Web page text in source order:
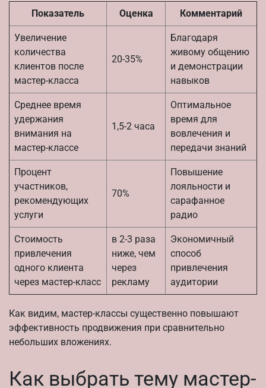
Показатель Оценка Комментарий
Увеличение
количества
клиентов после
мастер-класса
20-35%
Благодаря
живому общению
и демонстрации
навыков
Среднее время
удержания
внимания на
мастер-классе
1,5-2 часа
Оптимальное
время для
вовлечения и
передачи знаний
Процент
участников,
рекомендующих
услуги
70%
Повышение
лояльности и
сарафанное
радио
Стоимость
привлечения
одного клиента
через мастер-класс
в 2-3 раза
ниже, чем
через
рекламу
Экономичный
способ
привлечения
аудитории
Как видим, мастер-классы существенно повышают
эффективность продвижения при сравнительно
небольших вложениях.
Как выбрать тему мастер-